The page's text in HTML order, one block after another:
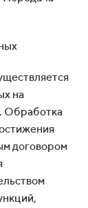
на
Обработка
договором